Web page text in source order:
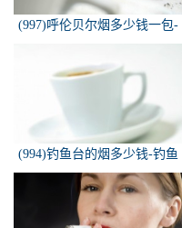
(997)呼伦贝尔烟多少钱一包-
白色的呼伦贝尔香烟多少钱一
(994)钓鱼台的烟多少钱-钓鱼
台香烟价格有哪几种规格？